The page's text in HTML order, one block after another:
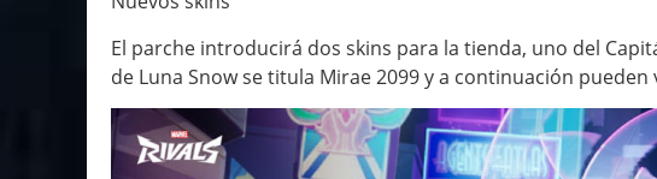
El parche introducirá dos skins para la tienda, uno del
de Luna Snow se titula Mirae 2099 y a continuación pueden